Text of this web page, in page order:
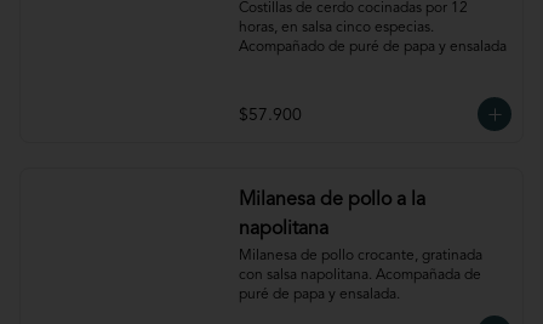
Costillas de cerdo cocinadas por 12
horas, en salsa cinco especias.
Acompañado de puré de papa y ensalada
$57.900
Milanesa de pollo a la
napolitana
Milanesa de pollo crocante, gratinada
con salsa napolitana. Acompañada de
puré de papa y ensalada.